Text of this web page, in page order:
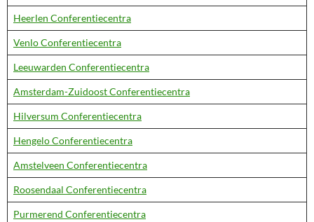
Heerlen Conferentiecentra
Venlo Conferentiecentra
Leeuwarden Conferentiecentra
Amsterdam-Zuidoost Conferentiecentra
Hilversum Conferentiecentra
Hengelo Conferentiecentra
Amstelveen Conferentiecentra
Roosendaal Conferentiecentra
Purmerend Conferentiecentra